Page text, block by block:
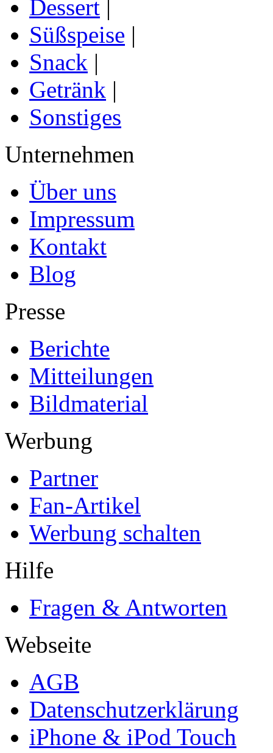
Dessert |
Süßspeise |
Snack |
Getränk |
Sonstiges
Unternehmen
Über uns
Impressum
Kontakt
Blog
Presse
Berichte
Mitteilungen
Bildmaterial
Werbung
Partner
Fan-Artikel
Werbung schalten
Hilfe
Fragen & Antworten
Webseite
AGB
Datenschutzerklärung
iPhone & iPod Touch